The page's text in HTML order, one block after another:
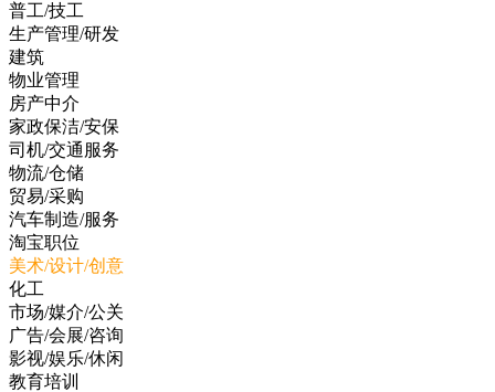
普工/技工
生产管理/研发
建筑
物业管理
房产中介
家政保洁/安保
司机/交通服务
物流/仓储
贸易/采购
汽车制造/服务
淘宝职位
美术/设计/创意
化工
市场/媒介/公关
广告/会展/咨询
影视/娱乐/休闲
教育培训